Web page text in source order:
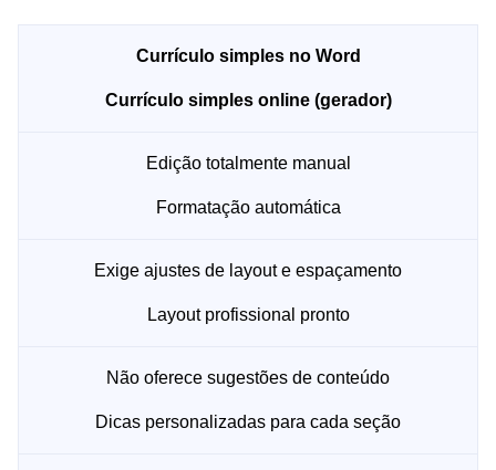
Currículo simples no Word
Currículo simples online (gerador)
Edição totalmente manual
Formatação automática
Exige ajustes de layout e espaçamento
Layout profissional pronto
Não oferece sugestões de conteúdo
Dicas personalizadas para cada seção